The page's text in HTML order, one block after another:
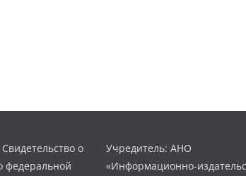
о
Учредитель: АНО
«Информационно-